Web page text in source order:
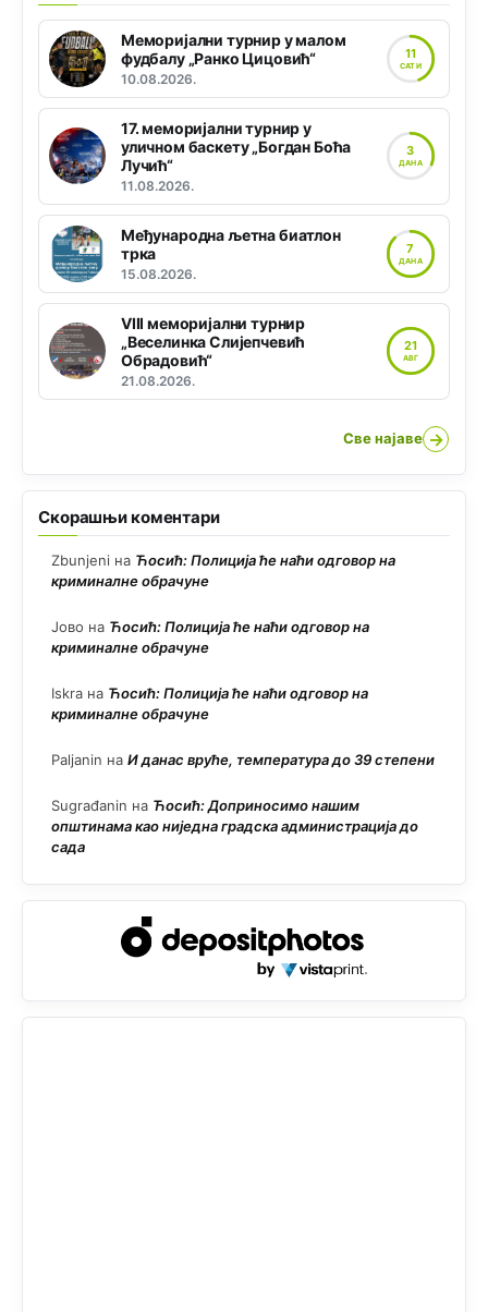
Меморијални турнир у малом
фудбалу „Ранко Цицовић“
10.08.2026.
11
САТИ
17. меморијални турнир у
уличном баскету „Богдан Боћа
Лучић“
11.08.2026.
3
ДАНА
Међународна љетна биатлон
трка
15.08.2026.
7
ДАНА
VIII меморијални турнир
„Веселинка Слијепчевић
Обрадовић“
21.08.2026.
21
АВГ
Све најаве →
Скорашњи коментари
Zbunjeni на Ћосић: Полиција ће наћи одговор на
криминалне обрачуне
Јово на Ћосић: Полиција ће наћи одговор на
криминалне обрачуне
Iskra на Ћосић: Полиција ће наћи одговор на
криминалне обрачуне
Paljanin на И данас вруће, температура до 39 степени
Sugrađanin на Ћосић: Доприносимо нашим
општинама као ниједна градска администрација до
сада